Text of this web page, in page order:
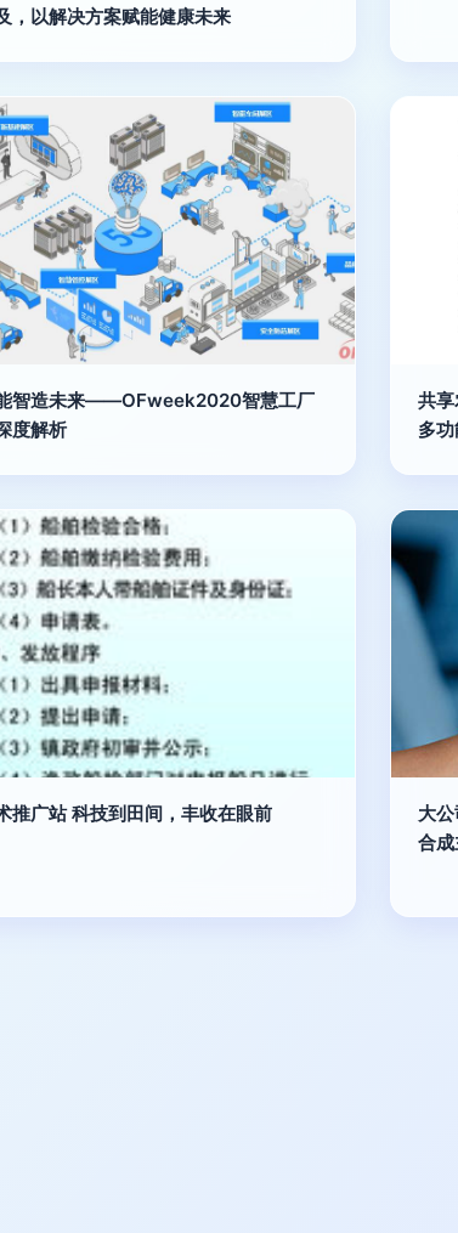
，以解决方案赋能健康未来
智造未来——OFweek2020智慧工厂
度解析
共
多
推广站 科技到田间，丰收在眼前
大
合